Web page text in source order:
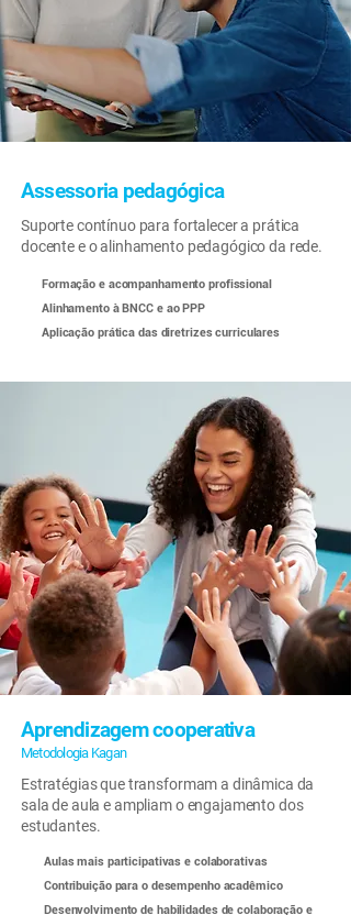
Assessoria pedagógica
Suporte contínuo para fortalecer a prática
docente e o alinhamento pedagógico da rede.
Formação e acompanhamento profissional
Alinhamento à BNCC e ao PPP
Aplicação prática das diretrizes curriculares
Aprendizagem cooperativa
Metodologia Kagan
Estratégias que transformam a dinâmica da
sala de aula e ampliam o engajamento dos
estudantes.
Aulas mais participativas e colaborativas
Contribuição para o desempenho acadêmico
Desenvolvimento de habilidades de colaboração e